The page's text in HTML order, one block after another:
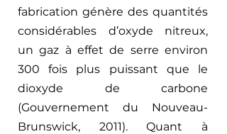
fabrication génère des quantités
considérables d’oxyde nitreux,
un gaz à effet de serre environ
300 fois plus puissant que le
dioxyde de carbone
(Gouvernement du Nouveau-
Brunswick, 2011). Quant à